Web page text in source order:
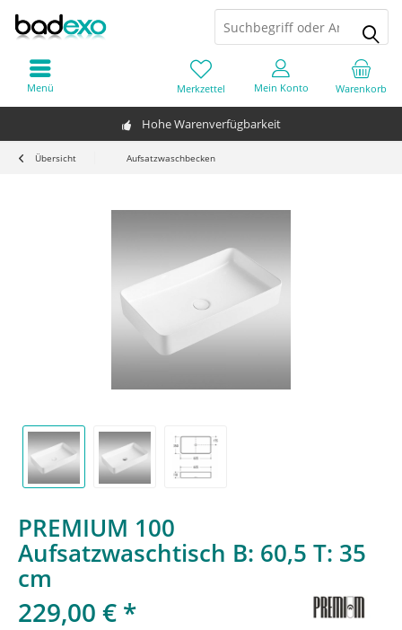
Hohe Warenverfügbarkeit
Warenkorb
Merkzettel Mein Konto
Menü
Übersicht Aufsatzwaschbecken
PREMIUM 100
Aufsatzwaschtisch B: 60,5 T: 35
cm
229,00 € *